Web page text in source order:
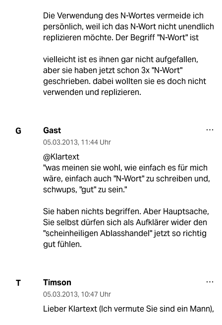
Die Verwendung des N-Wortes vermeide ich
persönlich, weil ich das N-Wort nicht unendlich
replizieren möchte. Der Begriff "N-Wort" ist
vielleicht ist es ihnen gar nicht aufgefallen,
aber sie haben jetzt schon 3x "N-Wort"
geschrieben. dabei wollten sie es doch nicht
verwenden und replizieren.
G Gast
05.03.2013, 11:44 Uhr
@Klartext
"was meinen sie wohl, wie einfach es für mich
wäre, einfach auch "N-Wort" zu schreiben und,
schwups, "gut" zu sein."
Sie haben nichts begriffen. Aber Hauptsache,
Sie selbst dürfen sich als Aufklärer wider den
"scheinheiligen Ablasshandel" jetzt so richtig
gut fühlen.
T Timson
05.03.2013, 10:47 Uhr
Lieber Klartext (Ich vermute Sie sind ein Mann),